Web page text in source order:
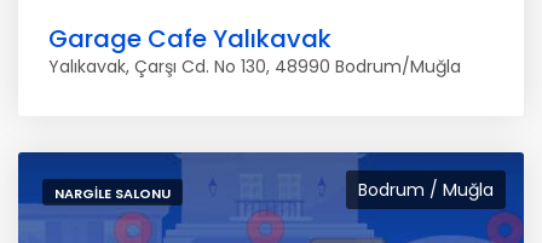
Garage Cafe Yalıkavak
Yalıkavak, Çarşı Cd. No 130, 48990 Bodrum/Muğla
Bodrum / Muğla
NARGILE SALONU